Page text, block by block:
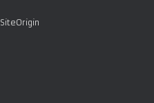
SiteOrigin